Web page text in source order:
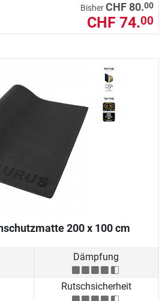
BisherCHF 80.00
CHF 74.00
200 x 100 cm
Dämpfung
Rutschsicherheit